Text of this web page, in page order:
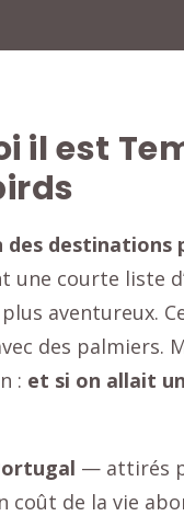
est
destinations
une courte liste
aventureux.
des palmiers.
: et si on allait
— attirés
de la vie